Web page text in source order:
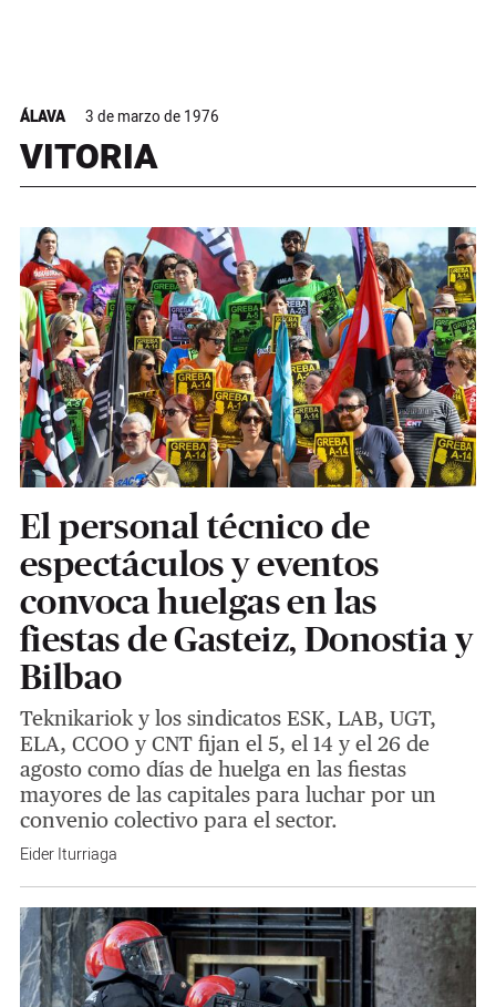
ÁLAVA 3 de marzo de 1976
VITORIA
El personal técnico de
espectáculos y eventos
convoca huelgas en las
fiestas de Gasteiz, Donostia y
Bilbao
Teknikariok y los sindicatos ESK, LAB, UGT,
ELA, CCOO y CNT fijan el 5, el 14 y el 26 de
agosto como días de huelga en las fiestas
mayores de las capitales para luchar por un
convenio colectivo para el sector.
Eider Iturriaga